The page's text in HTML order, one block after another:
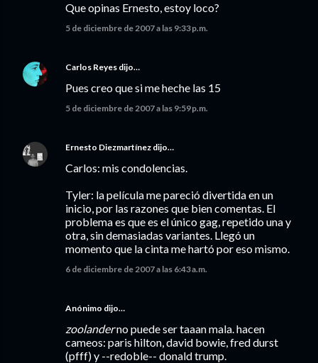
Que opinas Ernesto, estoy loco?
5 de diciembre de 2007 a las 9:33 p.m.
Carlos Reyes dijo…
Pues creo que si me heche las 15
5 de diciembre de 2007 a las 9:59 p.m.
Ernesto Diezmartínez dijo…
Carlos: mis condolencias.
Tyler: la película me pareció divertida en un
inicio, por las razones que bien comentas. El
problema es que es el único gag, repetido una y
otra, sin demasiadas variantes. Llegó un
momento que la cinta me hartó por eso mismo.
6 de diciembre de 2007 a las 6:43 a.m.
Anónimo dijo…
zoolanderno puede ser taaan mala. hacen
cameos: paris hilton, david bowie, fred durst
(pfff) y --redoble-- donald trump.